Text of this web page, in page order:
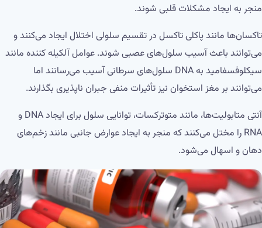
منجر به ایجاد مشکلات قلبی شوند.
تاکسان‌ها مانند پاکلی تاکسل در تقسیم سلولی اختلال ایجاد می‌کنند و
می‌توانند باعث آسیب سلول‌های عصبی شوند. عوامل آلکیله کننده مانند
سیکلوفسفامید به DNA سلول‌های سرطانی آسیب می‌رسانند اما
می‌توانند بر مغز استخوان نیز تأثیرات منفی جبران ناپذیری بگذارند.
آنتی متابولیت‌ها، مانند متوترکسات، توانایی سلول برای ایجاد DNA و
RNA را مختل می‌کنند که منجر به ایجاد عوارض جانبی مانند زخم‌های
دهان و اسهال می‌شود.